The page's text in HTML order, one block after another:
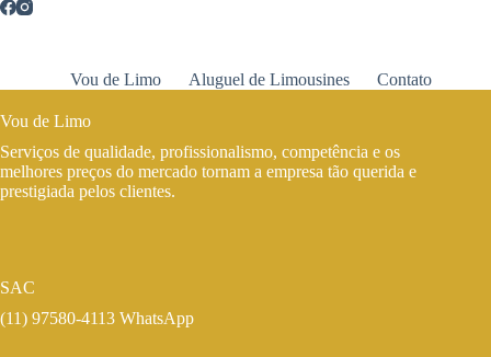
Vou de Limo Aluguel de Limousines Contato
Vou de Limo
Serviços de qualidade, profissionalismo, competência e os
melhores preços do mercado tornam a empresa tão querida e
prestigiada pelos clientes.
SAC
(11) 97580-4113 WhatsApp